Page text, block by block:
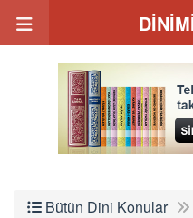
Bütün Dini Konular